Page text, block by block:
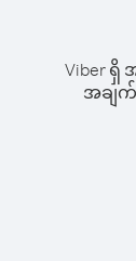
Viber
အချက်